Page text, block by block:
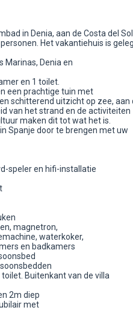
in Denia, aan de Costa del Sol.
Het vakantiehuis is
Marinas, Denia en
en 1 toilet.
een prachtige tuin met
schitterend uitzicht op zee, aan
van het strand en de activiteiten
maken dit tot wat het is.
Spanje door te brengen met uw
speler en hifi-installatie
magnetron,
waterkoker,
en badkamers
Buitenkant van de villa
2m diep
met